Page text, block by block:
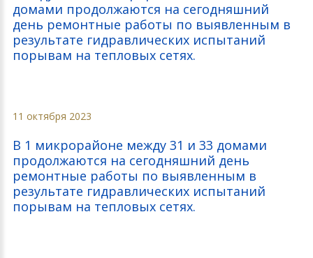
домами продолжаются на сегодняшний
день ремонтные работы по выявленным в
результате гидравлических испытаний
порывам на тепловых сетях.
11 октября 2023
В 1 микрорайоне между 31 и 33 домами
продолжаются на сегодняшний день
ремонтные работы по выявленным в
результате гидравлических испытаний
порывам на тепловых сетях.